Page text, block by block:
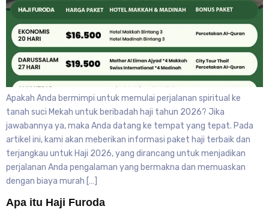
Apakah Anda bermimpi untuk memulai perjalanan spiritual ke
tanah suci Mekah untuk beribadah haji tahun 2026? Jika
jawabannya ya, maka Anda datang ke tempat yang tepat. Pada
artikel ini, kami akan meberikan informasi paket haji terbaik dan
terjangkau untuk Haji 2026, yang dirancang untuk menjadikan
perjalanan Anda pengalaman yang bermakna dan memuaskan
dengan biaya murah […]
Apa itu Haji Furoda